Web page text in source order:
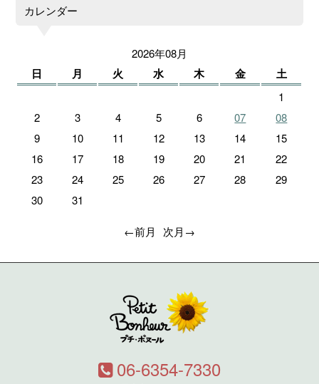
カレンダー
2026年08月
日 月 火 水 木 金 土
1
2
3 4 5 6 07
08
9
10 11 12 13 14
15
16
17 18 19 20 21
22
23
24 25 26 27 28
29
30
31
←前月 次月→
06-6354-7330